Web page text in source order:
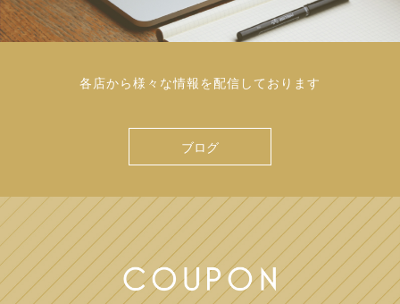
各店から様々な情報を配信しております
ブログ